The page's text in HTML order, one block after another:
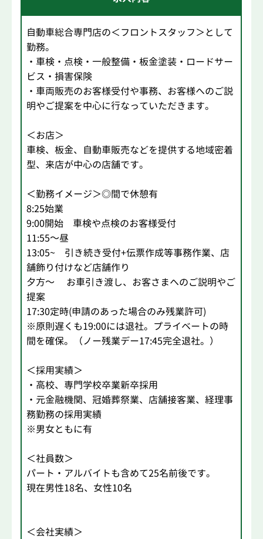
自動車総合専門店の＜フロントスタッフ＞として
勤務。
・車検・点検・一般整備・板金塗装・ロードサー
ビス・損害保険
・車両販売のお客様受付や事務、お客様へのご説
明やご提案を中心に行なっていただきます。
＜お店＞
車検、板金、自動車販売などを提供する地域密着
型、来店が中心の店舗です。
＜勤務イメージ＞◎間で休憩有
8:25始業
9:00開始 車検や点検のお客様受付
11:55～昼
13:05~ 引き続き受付+伝票作成等事務作業、店
舗飾り付けなど店舗作り
夕方～ お車引き渡し、お客さまへのご説明やご
提案
17:30定時(申請のあった場合のみ残業許可)
※原則遅くも19:00には退社。プライベートの時
間を確保。（ノー残業デー17:45完全退社。）
＜採用実績＞
・高校、専門学校卒業新卒採用
・元金融機関、冠婚葬祭業、店舗接客業、経理事
務勤務の採用実績
※男女ともに有
＜社員数＞
パート・アルバイトも含めて25名前後です。
現在男性18名、女性10名
＜会社実績＞